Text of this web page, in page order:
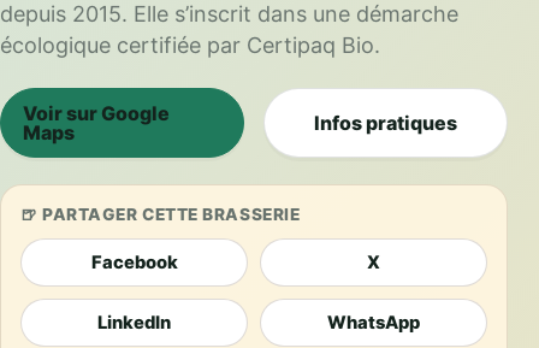
depuis 2015. Elle s’inscrit dans une démarche
écologique certifiée par Certipaq Bio.
Voir sur Google
Maps
Infos pratiques
PARTAGER CETTE BRASSERIE
Facebook X
LinkedIn WhatsApp